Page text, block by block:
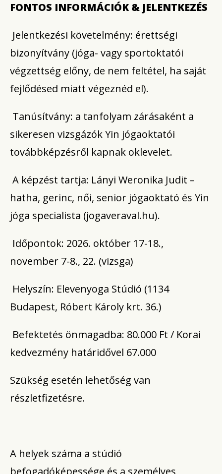
FONTOS INFORMÁCIÓK & JELENTKEZÉS
Jelentkezési követelmény: érettségi
bizonyítvány (jóga- vagy sportoktatói
végzettség előny, de nem feltétel, ha saját
fejlődésed miatt végeznéd el).
Tanúsítvány: a tanfolyam zárásaként a
sikeresen vizsgázók Yin jógaoktatói
továbbképzésről kapnak oklevelet.
A képzést tartja: Lányi Weronika Judit –
hatha, gerinc, női, senior jógaoktató és Yin
jóga specialista (jogaveraval.hu).
Időpontok: 2026. október 17-18.,
november 7-8., 22. (vizsga)
Helyszín: Elevenyoga Stúdió (1134
Budapest, Róbert Károly krt. 36.)
Befektetés önmagadba: 80.000 Ft / Korai
kedvezmény határidővel 67.000
Szükség esetén lehetőség van
részletfizetésre.
A helyek száma a stúdió
befogadóképessége és a személyes